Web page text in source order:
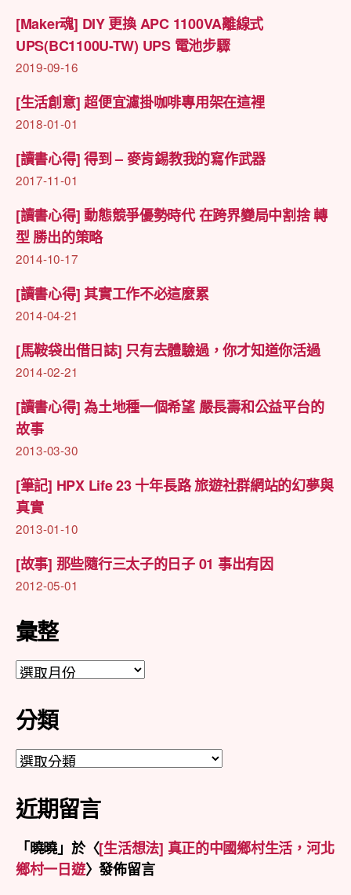
[Maker魂] DIY 更換 APC 1100VA離線式
UPS(BC1100U-TW) UPS 電池步驟
2019-09-16
[生活創意] 超便宜濾掛咖啡專用架在這裡
2018-01-01
[讀書心得] 得到 – 麥肯錫教我的寫作武器
2017-11-01
[讀書心得] 動態競爭優勢時代 在跨界變局中割捨 轉
型 勝出的策略
2014-10-17
[讀書心得] 其實工作不必這麼累
2014-04-21
[馬鞍袋出借日誌] 只有去體驗過，你才知道你活過
2014-02-21
[讀書心得] 為土地種一個希望 嚴長壽和公益平台的
故事
2013-03-30
[筆記] HPX Life 23 十年長路 旅遊社群網站的幻夢與
真實
2013-01-10
[故事] 那些隨行三太子的日子 01 事出有因
2012-05-01
彙整
彙
分類
分
近期留言
「曉曉」於〈[生活想法] 真正的中國鄉村生活，河北
鄉村一日遊〉發佈留言